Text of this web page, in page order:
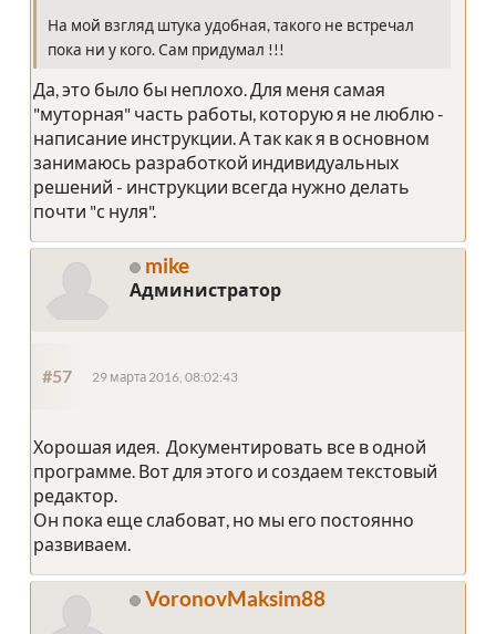
На мой взгляд штука удобная, такого не встречал
пока ни у кого. Сам придумал !!!
Да, это было бы неплохо. Для меня самая
"муторная" часть работы, которую я не люблю -
написание инструкции. А так как я в основном
занимаюсь разработкой индивидуальных
решений - инструкции всегда нужно делать
почти "с нуля".
mike
Администратор
#57 29 марта 2016, 08:02:43
Хорошая идея. Документировать все в одной
программе. Вот для этого и создаем текстовый
редактор.
Он пока еще слабоват, но мы его постоянно
развиваем.
VoronovMaksim88